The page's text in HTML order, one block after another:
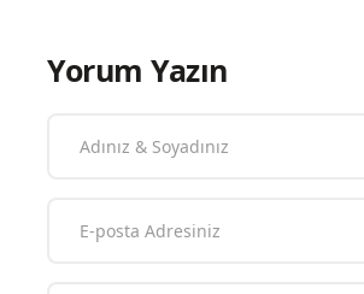
Yorum Yazın